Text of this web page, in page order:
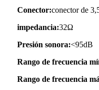
Conector:conector de
impedancia:32Ω
Presión sonora:<95dB
Rango de frecuencia
Rango de frecuencia